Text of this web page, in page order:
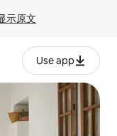
示原文
Use app